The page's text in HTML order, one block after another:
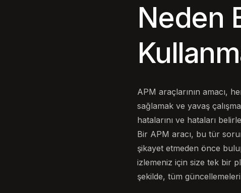
Neden
APM araçlarının amacı,
sağlamak ve yavaş
hatalarını ve hataları
Bir APM aracı, bu tür
şikayet etmeden önce
izlemeniz için size tek bir
şekilde, tüm